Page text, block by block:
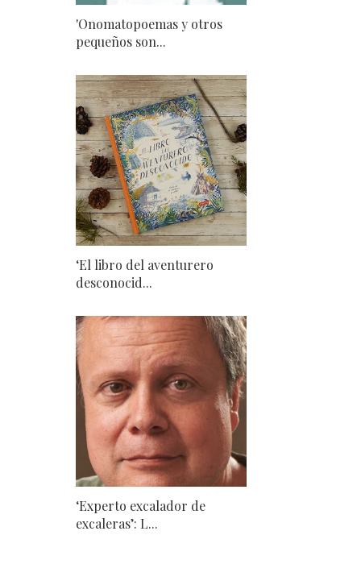
'Onomatopoemas y otros
pequeños son...
‘El libro del aventurero
desconocid...
‘Experto excalador de
excaleras’: L...